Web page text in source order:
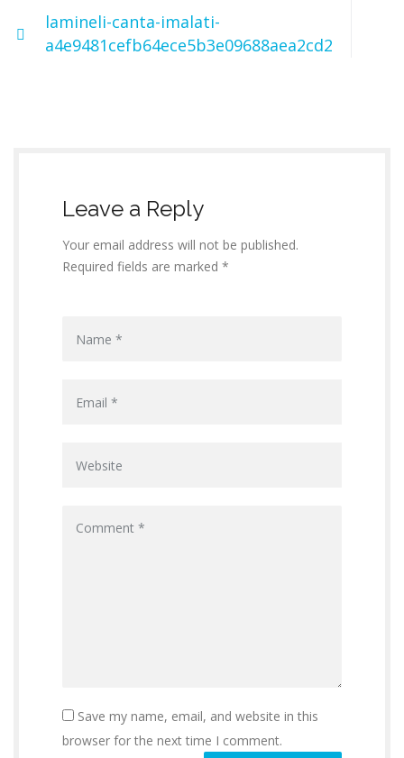
lamineli-canta-imalati-
a4e9481cefb64ece5b3e09688aea2cd2
Leave a Reply
Your email address will not be published.
Required fields are marked *
Save my name, email, and website in this
browser for the next time I comment.